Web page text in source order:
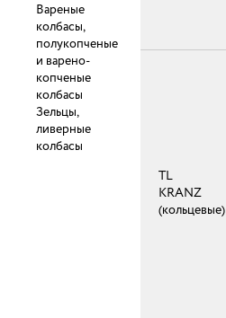
Вареные
колбасы,
полукопченые
и варено-
копченые
колбасы
Зельцы,
ливерные
колбасы
TL
KRANZ
(кольцевые)